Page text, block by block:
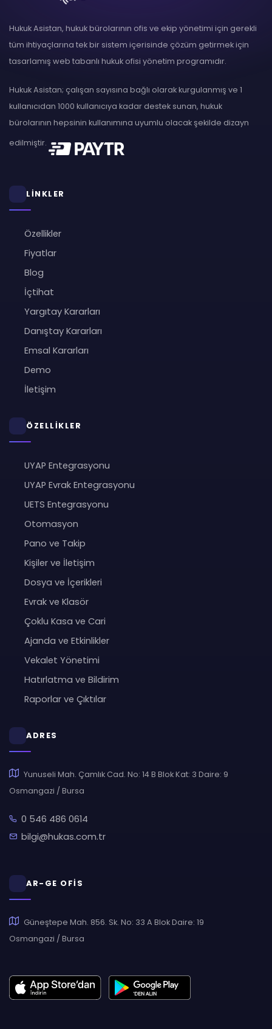
Hukuk Asistan, hukuk bürolarının ofis ve ekip yönetimi için gerekli
tüm ihtiyaçlarına tek bir sistem içerisinde çözüm getirmek için
tasarlamış web tabanlı hukuk ofisi yönetim programıdır.
Hukuk Asistan; çalışan sayısına bağlı olarak kurgulanmış ve 1
kullanıcıdan 1000 kullanıcıya kadar destek sunan, hukuk
bürolarının hepsinin kullanımına uyumlu olacak şekilde dizayn
edilmiştir.
LİNKLER
Özellikler
Fiyatlar
Blog
İçtihat
Yargıtay Kararları
Danıştay Kararları
Emsal Kararları
Demo
İletişim
ÖZELLİKLER
UYAP Entegrasyonu
UYAP Evrak Entegrasyonu
UETS Entegrasyonu
Otomasyon
Pano ve Takip
Kişiler ve İletişim
Dosya ve İçerikleri
Evrak ve Klasör
Çoklu Kasa ve Cari
Ajanda ve Etkinlikler
Vekalet Yönetimi
Hatırlatma ve Bildirim
Raporlar ve Çıktılar
ADRES
Yunuseli Mah. Çamlık Cad. No: 14 B Blok Kat: 3 Daire: 9
Osmangazi / Bursa
0 546 486 0614
bilgi@hukas.com.tr
AR-GE OFİS
Güneştepe Mah. 856. Sk. No: 33 A Blok Daire: 19
Osmangazi / Bursa